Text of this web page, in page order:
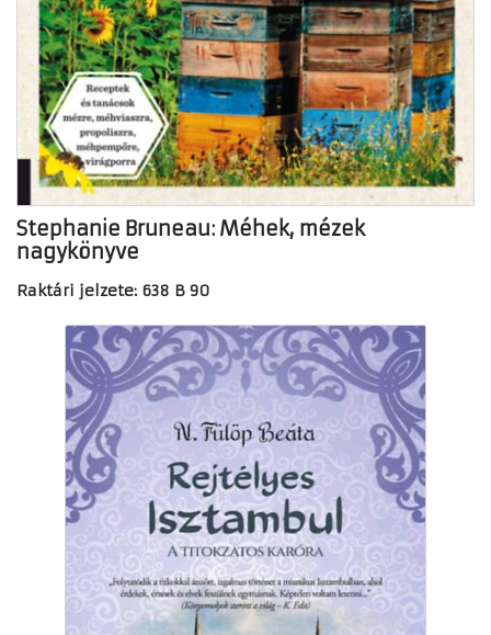
Stephanie Bruneau: Méhek, mézek
nagykönyve
Raktári jelzete: 638 B 90